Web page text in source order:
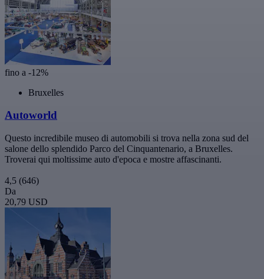
fino a -12%
Bruxelles
Autoworld
Questo incredibile museo di automobili si trova nella zona sud del
salone dello splendido Parco del Cinquantenario, a Bruxelles.
Troverai qui moltissime auto d'epoca e mostre affascinanti.
4,5 (646)
Da
20,79 USD